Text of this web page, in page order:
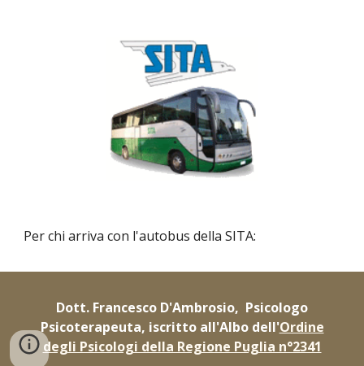
Per chi arriva con l'autobus della SITA:
Dott. Francesco D'Ambrosio, Psicologo
Psicoterapeuta, iscritto all'Albo dell'Ordine
degli Psicologi della Regione Puglia n°2341